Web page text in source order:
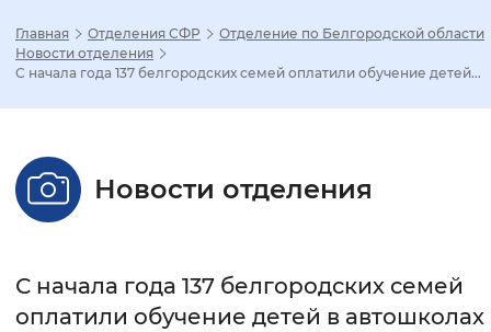
Настройка режима отображения
Стандартный Увеличенный
Без засечек С засечками
Главная Отделения СФР
Отделение по Белгородской области
Новости отделения
С начала года 137 белгородских семей оплатили обучение детей...
Новости отделения
С начала года 137 белгородских семей
оплатили обучение детей в автошколах